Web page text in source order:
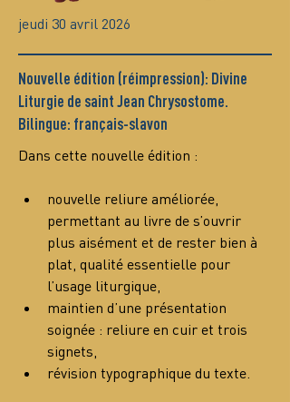
jeudi 30 avril 2026
Nouvelle édition (réimpression): Divine
Liturgie de saint Jean Chrysostome.
Bilingue: français-slavon
Dans cette nouvelle édition :
nouvelle reliure améliorée,
permettant au livre de s’ouvrir
plus aisément et de rester bien à
plat, qualité essentielle pour
l’usage liturgique,
maintien d’une présentation
soignée : reliure en cuir et trois
signets,
révision typographique du texte.